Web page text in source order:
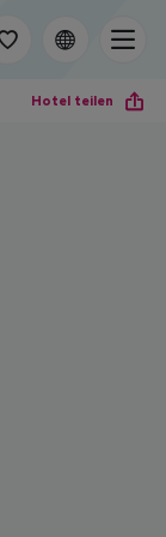
Hotel teilen